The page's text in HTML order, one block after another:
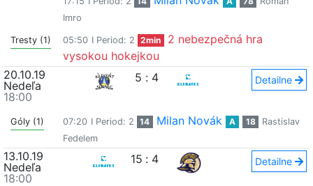
Imro
Tresty (1) 05:50 I Period: 2 2min
2 nebezpečná hra
vysokou hokejkou
20.10.19
Nedeľa
18:00
5 : 4 Detailne
Góly (1) 07:20 I Period: 2 14 Milan Novák A 18
Rastislav
Fedelem
13.10.19
Nedeľa
18:00
15 : 4 Detailne